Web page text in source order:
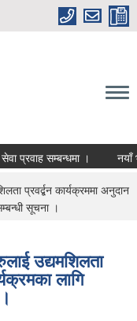
सम्बन्धमा । नयाँ
प्रवर्द्बन कार्यक्रममा अनुदान
सूचना ।
उद्यमशिलता
लागि